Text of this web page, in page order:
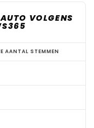
VOLGENS
AANTAL STEMMEN